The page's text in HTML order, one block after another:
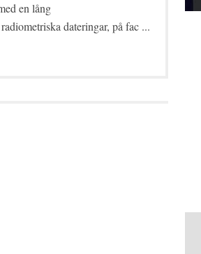
en lång
dateringar, på fac ...